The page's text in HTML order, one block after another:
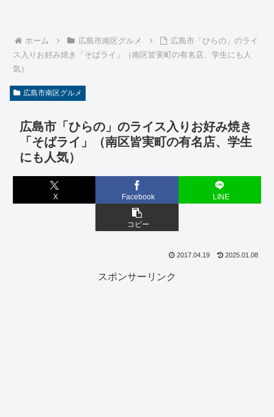
ホーム 広島市南区グルメ
広島市「ひらの」のライ
ス入りお好み焼き「そばライ」（南区皆実町の有名店、学生にも人
気）
広島市南区グルメ
広島市「ひらの」のライス入りお好み焼き
「そばライ」（南区皆実町の有名店、学生
にも人気）
X Facebook LINE
コピー
2017.04.19 2025.01.08
スポンサーリンク